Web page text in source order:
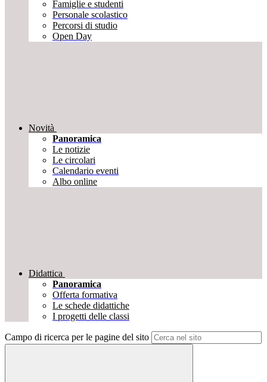
Famiglie e studenti
Personale scolastico
Percorsi di studio
Open Day
Novità
Panoramica
Le notizie
Le circolari
Calendario eventi
Albo online
Didattica
Panoramica
Offerta formativa
Le schede didattiche
I progetti delle classi
Campo di ricerca per le pagine del sito